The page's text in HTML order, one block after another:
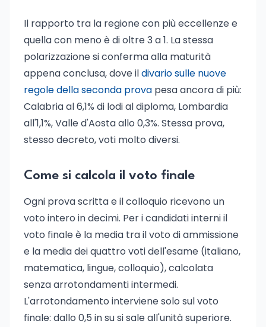
Il rapporto tra la regione con più eccellenze e
quella con meno è di oltre 3 a 1. La stessa
polarizzazione si conferma alla maturità
appena conclusa, dove ildivario sulle nuove
regole della seconda prova pesa ancora di più:
Calabria al 6,1% di lodi al diploma, Lombardia
all'1,1%, Valle d'Aosta allo 0,3%. Stessa prova,
stesso decreto, voti molto diversi.
Come si calcola il voto finale
Ogni prova scritta e il colloquio ricevono un
voto intero in decimi. Per i candidati interni il
voto finale è la media tra il voto di ammissione
e la media dei quattro voti dell'esame (italiano,
matematica, lingue, colloquio), calcolata
senza arrotondamenti intermedi.
L'arrotondamento interviene solo sul voto
finale: dallo 0,5 in su si sale all'unità superiore.